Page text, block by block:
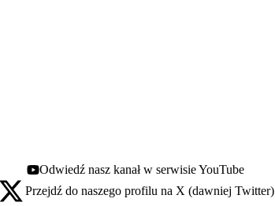
Youtube - otwiera się w nowej karcie
Odwiedź nasz kanał w serwisie YouTube
X - otwiera się w nowej karcie
Przejdź do naszego profilu na X (dawniej Twitter)